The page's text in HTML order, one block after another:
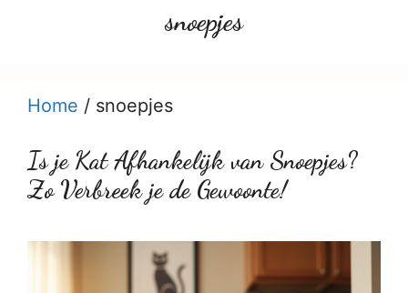
snoepjes
Home / snoepjes
Is je Kat Afhankelijk van Snoepjes?
Zo Verbreek je de Gewoonte!